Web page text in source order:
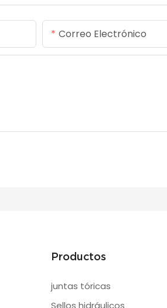
Correo Electrónico
Productos
juntas tóricas
Sellos hidráulicos